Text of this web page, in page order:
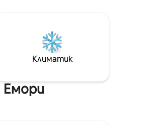
докато се наслаждавате
обстановка. Това е
начин да започнете деня
Климатик
Емори